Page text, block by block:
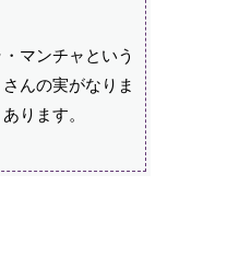
マンチャという
んの実がなりま
ります。